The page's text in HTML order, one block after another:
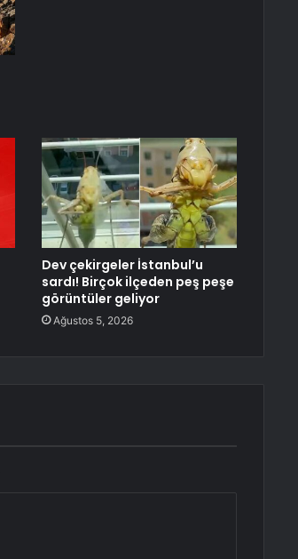
Dev çekirgeler İstanbul’u
sardı! Birçok ilçeden peş peşe
görüntüler geliyor
Ağustos 5, 2026